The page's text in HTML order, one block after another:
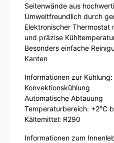
Seitenwände aus
Umweltfreundlich durch
Elektronischer Thermostat
und präzise
Besonders einfache
Kanten
Informationen zur Kühlung:
Konvektionskühlung
Automatische Abtauung
Temperaturbereich: +2°C
Kältemittel: R290
Informationen zum